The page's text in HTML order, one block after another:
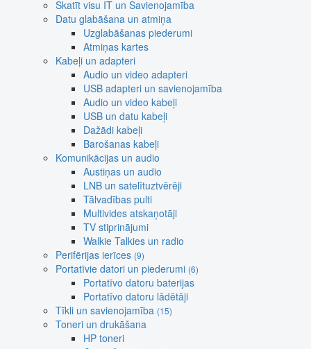
Skatīt visu IT un Savienojamība
Datu glabāšana un atmiņa
Uzglabāšanas piederumi
Atmiņas kartes
Kabeļi un adapteri
Audio un video adapteri
USB adapteri un savienojamība
Audio un video kabeļi
USB un datu kabeļi
Dažādi kabeļi
Barošanas kabeļi
Komunikācijas un audio
Austiņas un audio
LNB un satelītuztvērēji
Tālvadības pulti
Multivides atskaņotāji
TV stiprinājumi
Walkie Talkies un radio
Perifērijas ierīces (9)
Portatīvie datori un piederumi (6)
Portatīvo datoru baterijas
Portatīvo datoru lādētāji
Tīkli un savienojamība (15)
Toneri un drukāšana
HP toneri